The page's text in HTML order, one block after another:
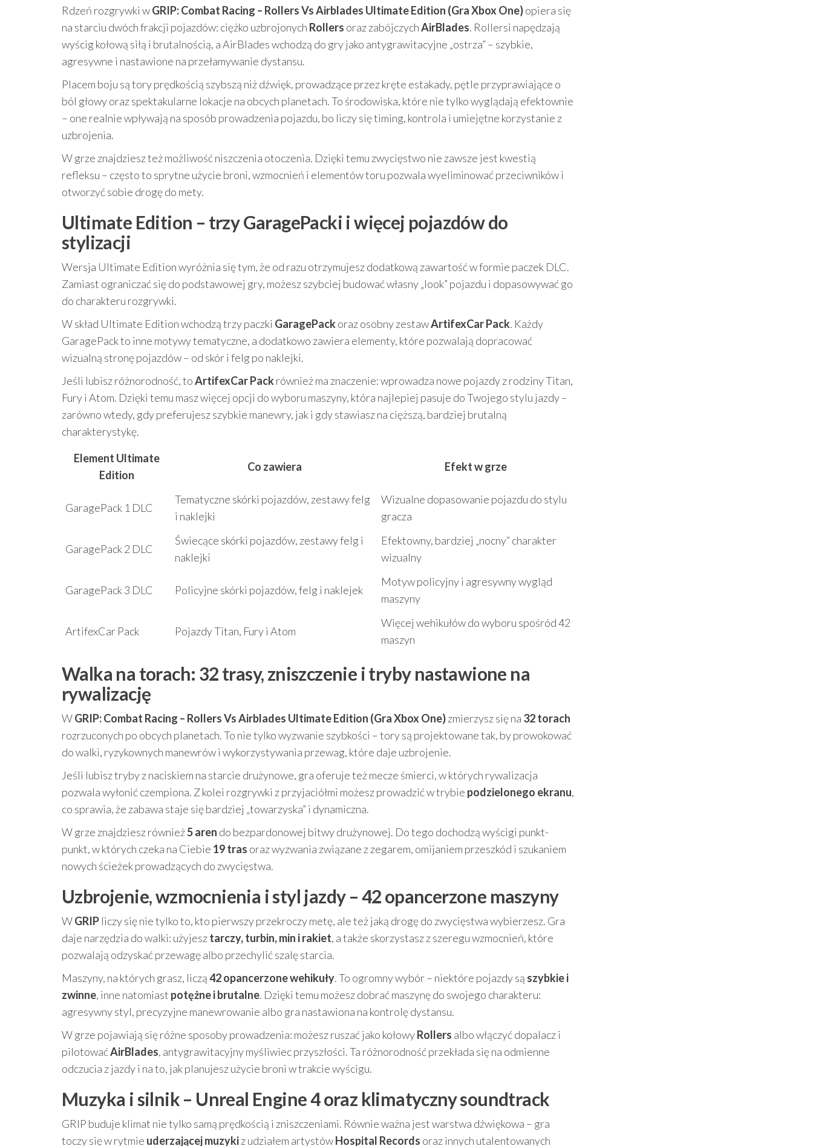
Rdzeń rozgrywki wGRIP: Combat Racing – Rollers Vs Airblades Ultimate Edition (Gra Xbox One)opiera się
na starciu dwóch frakcji pojazdów: ciężko uzbrojonych Rollers oraz zabójczychAirBlades. Rollersi napędzają
wyścig kołową siłą i brutalnością, a AirBlades wchodzą do gry jako antygrawitacyjne „ostrza” – szybkie,
agresywne i nastawione na przełamywanie dystansu.
Placem boju są tory prędkością szybszą niż dźwięk, prowadzące przez kręte estakady, pętle przyprawiające o
ból głowy oraz spektakularne lokacje na obcych planetach. To środowiska, które nie tylko wyglądają efektownie
– one realnie wpływają na sposób prowadzenia pojazdu, bo liczy się timing, kontrola i umiejętne korzystanie z
uzbrojenia.
W grze znajdziesz też możliwość niszczenia otoczenia. Dzięki temu zwycięstwo nie zawsze jest kwestią
refleksu – często to sprytne użycie broni, wzmocnień i elementów toru pozwala wyeliminować przeciwników i
otworzyć sobie drogę do mety.
Ultimate Edition – trzy GaragePacki i więcej pojazdów do
stylizacji
Wersja Ultimate Edition wyróżnia się tym, że od razu otrzymujesz dodatkową zawartość w formie paczek DLC.
Zamiast ograniczać się do podstawowej gry, możesz szybciej budować własny „look” pojazdu i dopasowywać go
do charakteru rozgrywki.
W skład Ultimate Edition wchodzą trzy paczki GaragePackoraz osobny zestawArtifexCar Pack. Każdy
GaragePack to inne motywy tematyczne, a dodatkowo zawiera elementy, które pozwalają dopracować
wizualną stronę pojazdów – od skór i felg po naklejki.
Jeśli lubisz różnorodność, toArtifexCar Packrównież ma znaczenie: wprowadza nowe pojazdy z rodziny Titan,
Fury i Atom. Dzięki temu masz więcej opcji do wyboru maszyny, która najlepiej pasuje do Twojego stylu jazdy –
zarówno wtedy, gdy preferujesz szybkie manewry, jak i gdy stawiasz na cięższą, bardziej brutalną
charakterystykę.
Element Ultimate
Edition
Co zawiera Efekt w grze
GaragePack 1 DLC
Tematyczne skórki pojazdów, zestawy felg
i naklejki
Wizualne dopasowanie pojazdu do stylu
gracza
GaragePack 2 DLC
Świecące skórki pojazdów, zestawy felg i
naklejki
Efektowny, bardziej „nocny” charakter
wizualny
GaragePack 3 DLC Policyjne skórki pojazdów, felg i naklejek
Motyw policyjny i agresywny wygląd
maszyny
ArtifexCar Pack Pojazdy Titan, Fury i Atom
Więcej wehikułów do wyboru spośród 42
maszyn
Walka na torach: 32 trasy, zniszczenie i tryby nastawione na
rywalizację
WGRIP: Combat Racing – Rollers Vs Airblades Ultimate Edition (Gra Xbox One)zmierzysz się na 32 torach
rozrzuconych po obcych planetach. To nie tylko wyzwanie szybkości – tory są projektowane tak, by prowokować
do walki, ryzykownych manewrów i wykorzystywania przewag, które daje uzbrojenie.
Jeśli lubisz tryby z naciskiem na starcie drużynowe, gra oferuje też mecze śmierci, w których rywalizacja
pozwala wyłonić czempiona. Z kolei rozgrywki z przyjaciółmi możesz prowadzić w trybie podzielonego ekranu,
co sprawia, że zabawa staje się bardziej „towarzyska” i dynamiczna.
W grze znajdziesz również5 aren do bezpardonowej bitwy drużynowej. Do tego dochodzą wyścigi punkt-
punkt, w których czeka na Ciebie 19 tras oraz wyzwania związane z zegarem, omijaniem przeszkód i szukaniem
nowych ścieżek prowadzących do zwycięstwa.
Uzbrojenie, wzmocnienia i styl jazdy – 42 opancerzone maszyny
WGRIP liczy się nie tylko to, kto pierwszy przekroczy metę, ale też jaką drogę do zwycięstwa wybierzesz. Gra
daje narzędzia do walki: użyjesztarczy, turbin, min i rakiet, a także skorzystasz z szeregu wzmocnień, które
pozwalają odzyskać przewagę albo przechylić szalę starcia.
Maszyny, na których grasz, liczą42 opancerzone wehikuły. To ogromny wybór – niektóre pojazdy są szybkie i
zwinne, inne natomiast potężne i brutalne. Dzięki temu możesz dobrać maszynę do swojego charakteru:
agresywny styl, precyzyjne manewrowanie albo gra nastawiona na kontrolę dystansu.
W grze pojawiają się różne sposoby prowadzenia: możesz ruszać jako kołowyRollers albo włączyć dopalacz i
pilotowaćAirBlades, antygrawitacyjny myśliwiec przyszłości. Ta różnorodność przekłada się na odmienne
odczucia z jazdy i na to, jak planujesz użycie broni w trakcie wyścigu.
Muzyka i silnik – Unreal Engine 4 oraz klimatyczny soundtrack
GRIP buduje klimat nie tylko samą prędkością i zniszczeniami. Równie ważna jest warstwa dźwiękowa – gra
toczy się w rytmie uderzającej muzykiz udziałem artystówHospital Records oraz innych utalentowanych